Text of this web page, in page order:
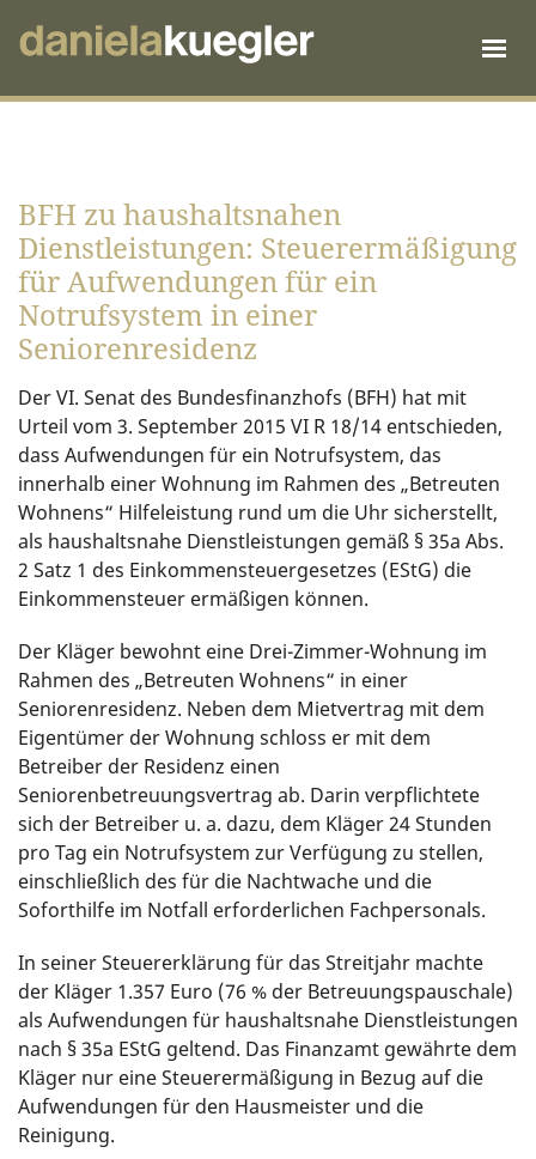
BFH zu haushaltsnahen
Dienstleistungen: Steuerermäßigung
für Aufwendungen für ein
Notrufsystem in einer
Seniorenresidenz
Der VI. Senat des Bundesfinanzhofs (BFH) hat mit
Urteil vom 3. September 2015 VI R 18/14 entschieden,
dass Aufwendungen für ein Notrufsystem, das
innerhalb einer Wohnung im Rahmen des „Betreuten
Wohnens“ Hilfeleistung rund um die Uhr sicherstellt,
als haushaltsnahe Dienstleistungen gemäß § 35a Abs.
2 Satz 1 des Einkommensteuergesetzes (EStG) die
Einkommensteuer ermäßigen können.
Der Kläger bewohnt eine Drei-Zimmer-Wohnung im
Rahmen des „Betreuten Wohnens“ in einer
Seniorenresidenz. Neben dem Mietvertrag mit dem
Eigentümer der Wohnung schloss er mit dem
Betreiber der Residenz einen
Seniorenbetreuungsvertrag ab. Darin verpflichtete
sich der Betreiber u. a. dazu, dem Kläger 24 Stunden
pro Tag ein Notrufsystem zur Verfügung zu stellen,
einschließlich des für die Nachtwache und die
Soforthilfe im Notfall erforderlichen Fachpersonals.
In seiner Steuererklärung für das Streitjahr machte
der Kläger 1.357 Euro (76 % der Betreuungspauschale)
als Aufwendungen für haushaltsnahe Dienstleistungen
nach § 35a EStG geltend. Das Finanzamt gewährte dem
Kläger nur eine Steuerermäßigung in Bezug auf die
Aufwendungen für den Hausmeister und die
Reinigung.